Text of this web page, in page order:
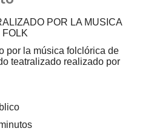
POR LA MUSICA
FOLK
por la música folclórica de
teatralizado realizado por